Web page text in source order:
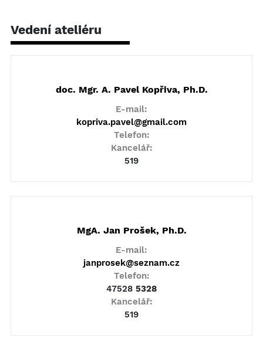
Vedení ateliéru
doc. Mgr. A. Pavel Kopřiva, Ph.D.
E-mail:
kopriva.pavel@gmail.com
Telefon:
Kancelář:
519
MgA. Jan Prošek, Ph.D.
E-mail:
janprosek@seznam.cz
Telefon:
47528 5328
Kancelář:
519